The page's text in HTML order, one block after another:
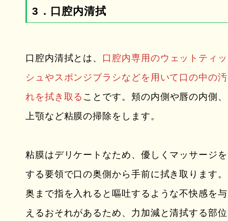
3．口腔内清拭
口腔内清拭とは、 口腔内専用のウェットティッ
シュやスポンジブラシなどを用いて口の中の汚
れを拭き取る ことです。頬の内側や唇の内側、
上顎など粘膜の掃除をします。
粘膜はデリケートなため、優しくマッサージを
する要領で口の奥側から手前に拭き取ります。
奥まで指を入れると嘔吐するような不快感を与
えるおそれがあるため、力加減と清拭する部位